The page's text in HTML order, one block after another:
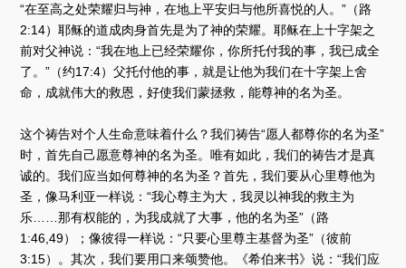
“在至高之处荣耀归与神，在地上平安归与他所喜悦的人。”（路
2:14）耶稣的道成肉身首先是为了神的荣耀。耶稣在上十字架之
前对父神说：“我在地上已经荣耀你，你所托付我的事，我已成全
了。”（约17:4）父托付他的事，就是让他为我们在十字架上舍
命，成就伟大的救恩，好使我们蒙拯救，能尊神的名为圣。
这个祷告对个人生命意味着什么？我们祷告“愿人都尊你的名为圣”
时，首先自己愿意尊神的名为圣。唯有如此，我们的祷告才是真
诚的。我们应当如何尊神的名为圣？首先，我们要从心里尊他为
圣，像马利亚一样说：“我心尊主为大，我灵以神我的救主为
乐……那有权能的，为我成就了大事，他的名为圣”（路
1:46,49）；像彼得一样说：“只要心里尊主基督为圣”（彼前
3:15）。其次，我们要用口来颂赞他。《希伯来书》说：“我们应